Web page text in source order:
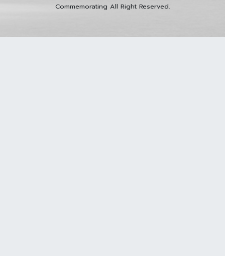
Commemorating All Right Reserved.